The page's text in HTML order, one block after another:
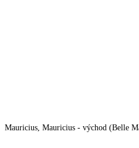
Mauricius, Mauricius - východ (Belle